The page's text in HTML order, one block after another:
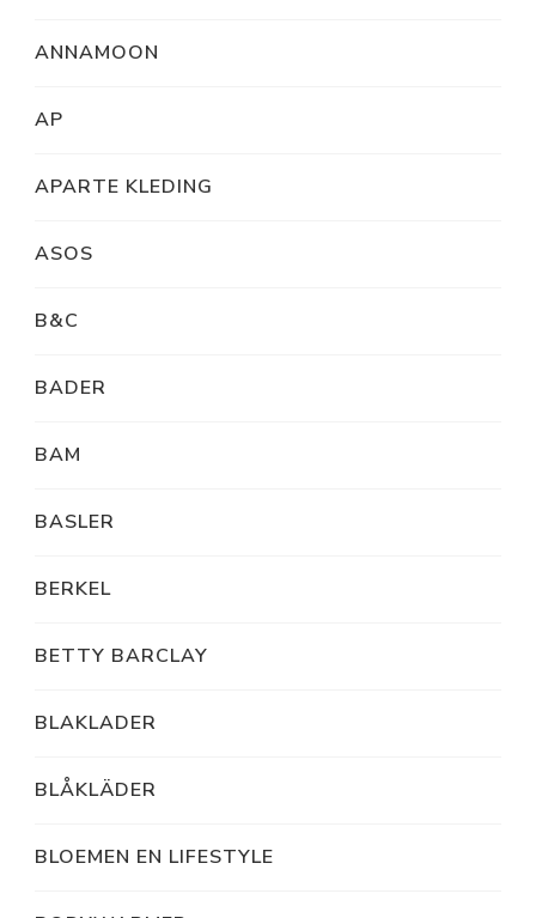
ANNAMOON
AP
APARTE KLEDING
ASOS
B&C
BADER
BAM
BASLER
BERKEL
BETTY BARCLAY
BLAKLADER
BLÅKLÄDER
BLOEMEN EN LIFESTYLE